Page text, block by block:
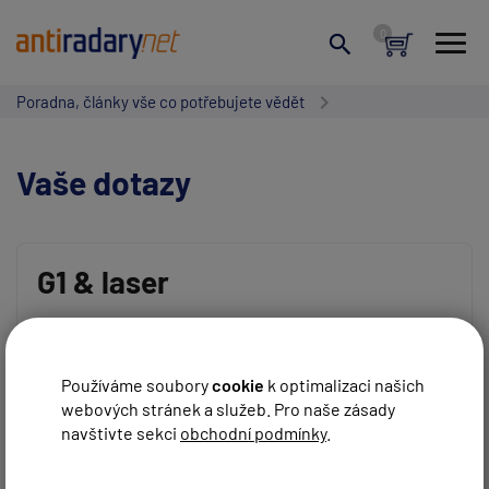
Používáme souborycookie k optimalizaci našich
webových stránek a služeb. Pro naše zásady
navštivte sekci obchodní podmínky.
Poradna, články vše co potřebujete vědět
Vaše dotazy
Vaše jméno:
Váš e-mail:
G1 & laser
Novotny před 13 roky REAGOVAT